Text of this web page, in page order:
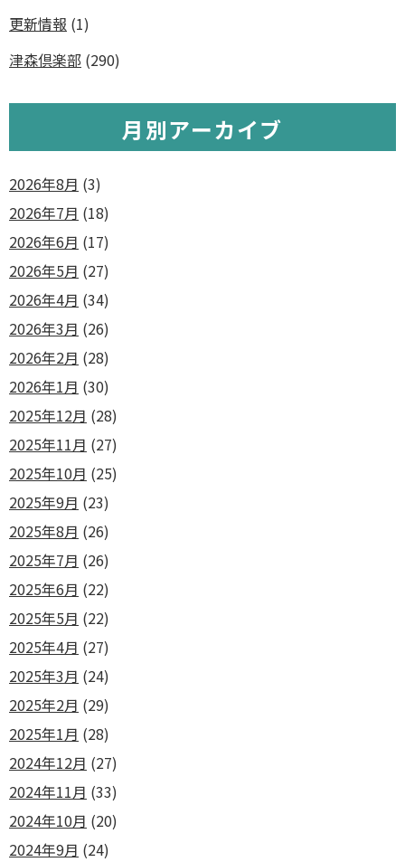
更新情報 (1)
津森倶楽部 (290)
月別アーカイブ
2026年8月 (3)
2026年7月 (18)
2026年6月 (17)
2026年5月 (27)
2026年4月 (34)
2026年3月 (26)
2026年2月 (28)
2026年1月 (30)
2025年12月 (28)
2025年11月 (27)
2025年10月 (25)
2025年9月 (23)
2025年8月 (26)
2025年7月 (26)
2025年6月 (22)
2025年5月 (22)
2025年4月 (27)
2025年3月 (24)
2025年2月 (29)
2025年1月 (28)
2024年12月 (27)
2024年11月 (33)
2024年10月 (20)
2024年9月 (24)